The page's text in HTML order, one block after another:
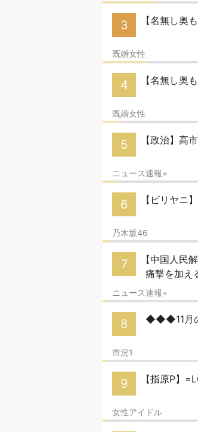
3 【名無し奥
既婚女性
4 【名無し奥
既婚女性
5 【政治】高
ニュース速報+
6 【ビリヤニ
乃木坂46
7
【中国人民
痛撃を加え
ニュース速報+
8 ◆◆◆11月
市況1
9 【指原P】
女性アイドル